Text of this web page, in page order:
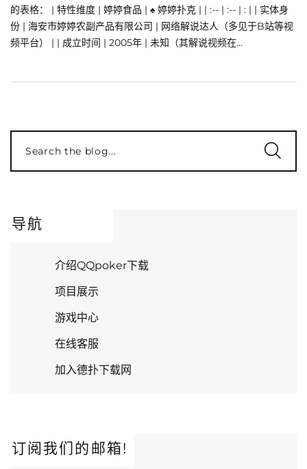
的表格： | 特性维度 | 婷婷食品 | ♠️ 婷婷扑克 | | :-- | :-- | : | | 实体身
份 | 海安市婷婷农副产品有限公司 | 网络解说达人（多见于B站等视
频平台） | | 成立时间 | 2005年 | 未知（其解说视频在...
Search the blog...
导航
介绍QQpoker下载
项目展示
游戏中心
在线客服
加入德扑下载网
订阅我们的邮箱!